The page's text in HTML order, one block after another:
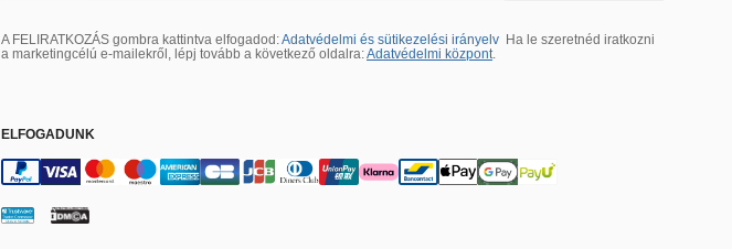
A FELIRATKOZÁS gombra kattintva elfogadod:Adatvédelmi és sütikezelési irányelv Ha le szeretnéd iratkozni
a marketingcélú e-mailekről, lépj tovább a következő oldalra:Adatvédelmi központ.
ELFOGADUNK